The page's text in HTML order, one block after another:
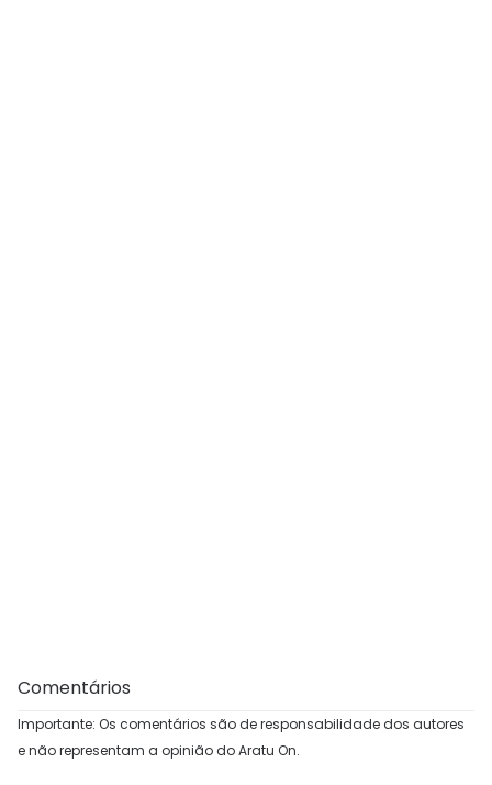
Comentários
Importante: Os comentários são de responsabilidade dos autores
e não representam a opinião do Aratu On.